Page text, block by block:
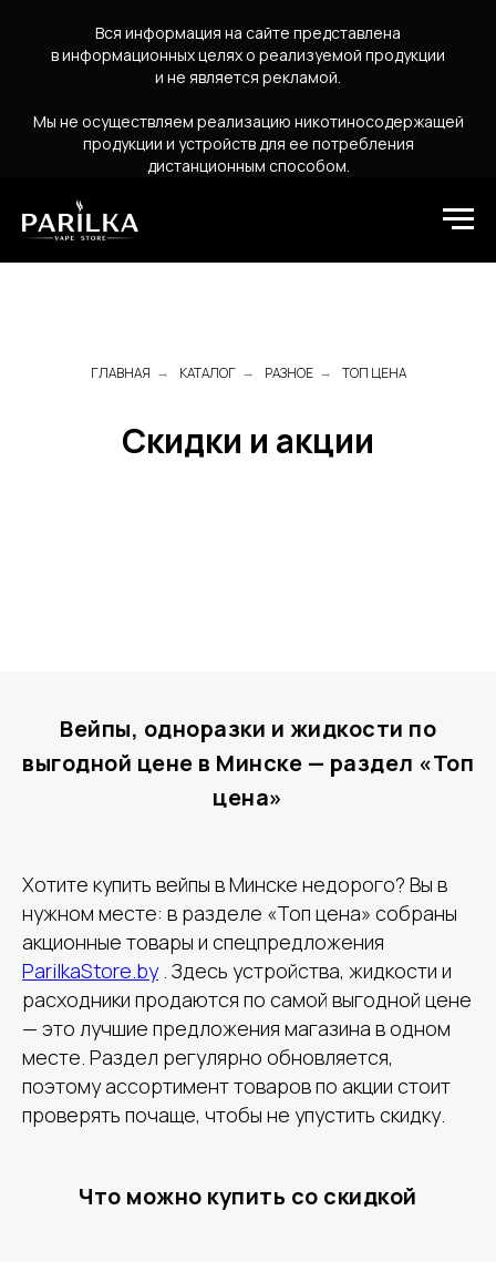
Вся информация на сайте представлена
в информационных целях о реализуемой продукции
и не является рекламой.
Мы не осуществляем реализацию никотиносодержащей
продукции и устройств для ее потребления
дистанционным способом.
ГЛАВНАЯ → КАТАЛОГ → РАЗНОЕ → ТОП ЦЕНА
Скидки и акции
Вейпы, одноразки и жидкости по
выгодной цене в Минске — раздел «Топ
цена»
Хотите купить вейпы в Минске недорого? Вы в
нужном месте: в разделе «Топ цена» собраны
акционные товары и спецпредложения
ParilkaStore.by. Здесь устройства, жидкости и
расходники продаются по самой выгодной цене
— это лучшие предложения магазина в одном
месте. Раздел регулярно обновляется,
поэтому ассортимент товаров по акции стоит
проверять почаще, чтобы не упустить скидку.
Что можно купить со скидкой